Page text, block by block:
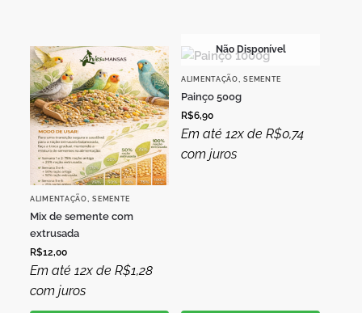
ALIMENTAÇÃO,SEMENTE
Mix de semente com
extrusada
R$12,00
Em até 12x de R$1,28
com juros
Não Disponível
ALIMENTAÇÃO,SEMENTE
Painço 500g
R$6,90
Em até 12x de R$0,74
com juros